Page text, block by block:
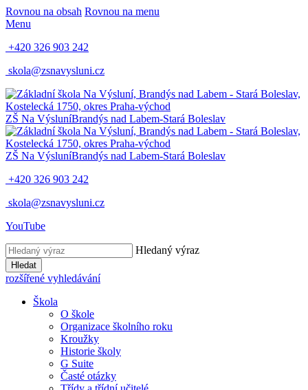
Rovnou na obsah Rovnou na menu
Menu
+420 326 903 242
skola@zsnavysluni.cz
ZŠ Na VýsluníBrandýs nad Labem-Stará Boleslav
ZŠ Na VýsluníBrandýs nad Labem-Stará Boleslav
+420 326 903 242
skola@zsnavysluni.cz
YouTube
Hledaný výraz
Hledat
rozšířené vyhledávání
Škola
O škole
Organizace školního roku
Kroužky
Historie školy
G Suite
Časté otázky